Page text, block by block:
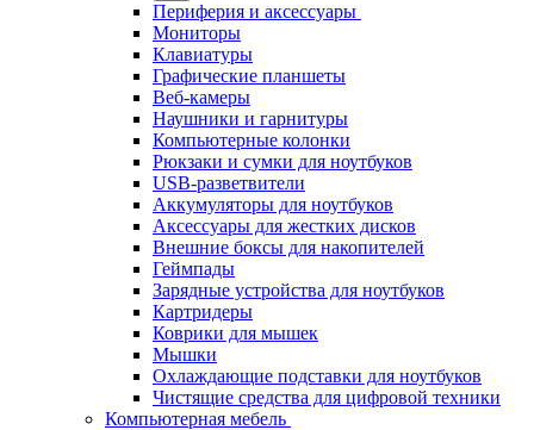
Периферия и аксессуары
Мониторы
Клавиатуры
Графические планшеты
Веб-камеры
Наушники и гарнитуры
Компьютерные колонки
Рюкзаки и сумки для ноутбуков
USB-разветвители
Аккумуляторы для ноутбуков
Аксессуары для жестких дисков
Внешние боксы для накопителей
Геймпады
Зарядные устройства для ноутбуков
Картридеры
Коврики для мышек
Мышки
Охлаждающие подставки для ноутбуков
Чистящие средства для цифровой техники
Компьютерная мебель